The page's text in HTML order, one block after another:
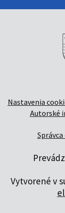
Nastavenia
Autorské
Vytvorené v